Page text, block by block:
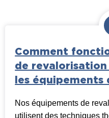
Comment
de
les équipements
Nos équipements de
utilisent des techniques